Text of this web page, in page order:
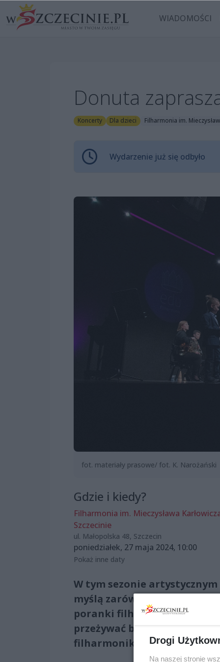
WIADOMOŚCI
Donuta
Koncerty Dla dzieci Filharmonia im.
Wydarzenie już się odbyło
fot. materiały prasowe/ fot. K. Narożański
Gdzie i kiedy?
Filharmonia im. Mieczysława
Szczecinie
ul. Małopolska 48, Szczecin
poniedziałek, 27 maja 2024, 10:00
Pokaż inne daty
W tym sezonie
myślą zarówno o dzieciach,
poranki filharmonia
przeżywać barwy muzyki
filharmoników.Drogi
Na naszej stronie